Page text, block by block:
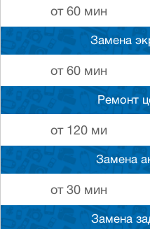
от 60 мин
Замена
от 60 мин
Ремонт
от 120 ми
Замена
от 30 мин
Замена